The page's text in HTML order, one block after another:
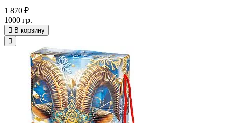
1 870 ₽
1000 гр.
В корзину